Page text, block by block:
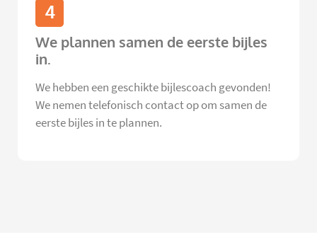
4
We plannen samen de eerste bijles
in.
We hebben een geschikte bijlescoach gevonden!
We nemen telefonisch contact op om samen de
eerste bijles in te plannen.